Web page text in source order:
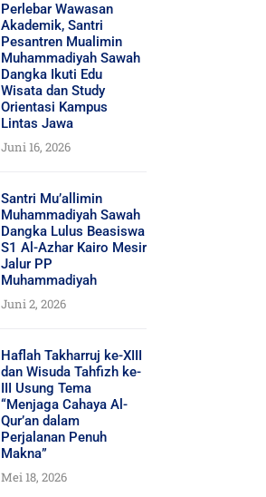
Perlebar Wawasan
Akademik, Santri
Pesantren Mualimin
Muhammadiyah Sawah
Dangka Ikuti Edu
Wisata dan Study
Orientasi Kampus
Lintas Jawa
Juni 16, 2026
Santri Mu’allimin
Muhammadiyah Sawah
Dangka Lulus Beasiswa
S1 Al-Azhar Kairo Mesir
Jalur PP
Muhammadiyah
Juni 2, 2026
Haflah Takharruj ke-XIII
dan Wisuda Tahfizh ke-
III Usung Tema
“Menjaga Cahaya Al-
Qur’an dalam
Perjalanan Penuh
Makna”
Mei 18, 2026